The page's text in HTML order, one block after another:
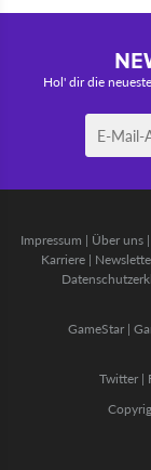
Hol' dir die
Impressum | Über uns|
Karriere |
GameStar|
Twitter |